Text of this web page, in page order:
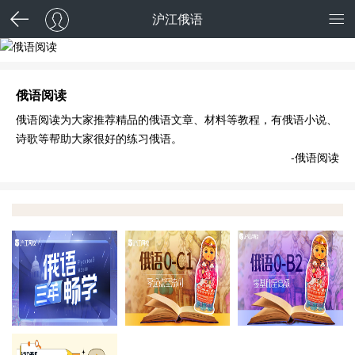
沪江俄语
俄语阅读
俄语阅读
俄语阅读为大家推荐精品的俄语文章、材料等教程，有俄语小说、
诗歌等帮助大家很好的练习俄语。
-俄语阅读
霸屏C位，三年畅学 能力提升 留